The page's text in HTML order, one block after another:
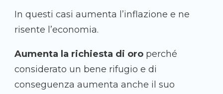
In questi casi aumenta l’inflazione e ne
risente l’economia.
Aumenta la richiesta di oro perché
considerato un bene rifugio e di
conseguenza aumenta anche il suo